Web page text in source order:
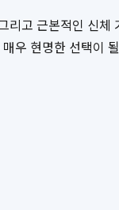
리고 근본적인 신
우 현명한 선택이